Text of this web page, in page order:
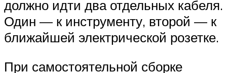
должно идти два отдельных кабеля.
Один — к инструменту, второй — к
ближайшей электрической розетке.
При самостоятельной сборке